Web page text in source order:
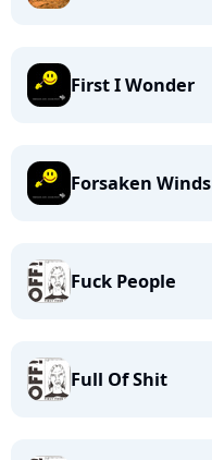
First I Wonder
Forsaken Winds
Fuck People
Full Of Shit